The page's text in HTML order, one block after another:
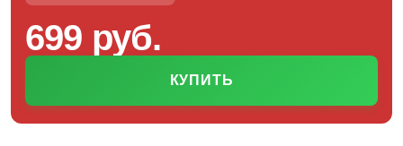
699 руб.
КУПИТЬ